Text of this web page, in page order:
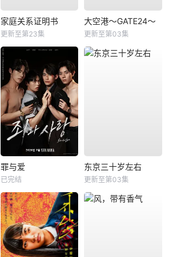
家庭关系证明书
更新至第23集
大空港～GATE24～
更新至第03集
罪与爱
已完结
东京三十岁左右
更新至第03集